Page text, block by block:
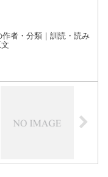
作者・分類｜訓読・読み